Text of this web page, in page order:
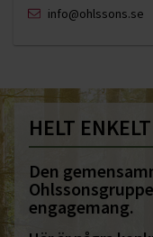
info@ohlssons.se
HELT
Den
engagemang.